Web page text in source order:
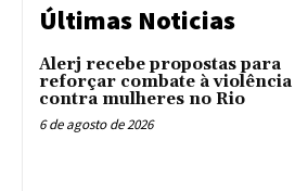
Últimas Noticias
Alerj recebe propostas para
reforçar combate à violência
contra mulheres no Rio
6 de agosto de 2026